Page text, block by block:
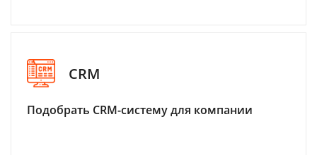
CRM
Подобрать CRM-систему для компании